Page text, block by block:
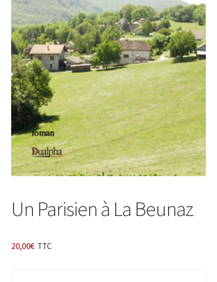
Livres de Peter Randa
Livres de Philippe Randa
Login Customizer
Newsletter
Nous Contacter
Panier
Politique de confidentialité et cookies
Qui sommes-nous ?
Soutien à Philippe Randa
Suivi de la Commande
Un Parisien à La Beunaz
20,00€ TTC